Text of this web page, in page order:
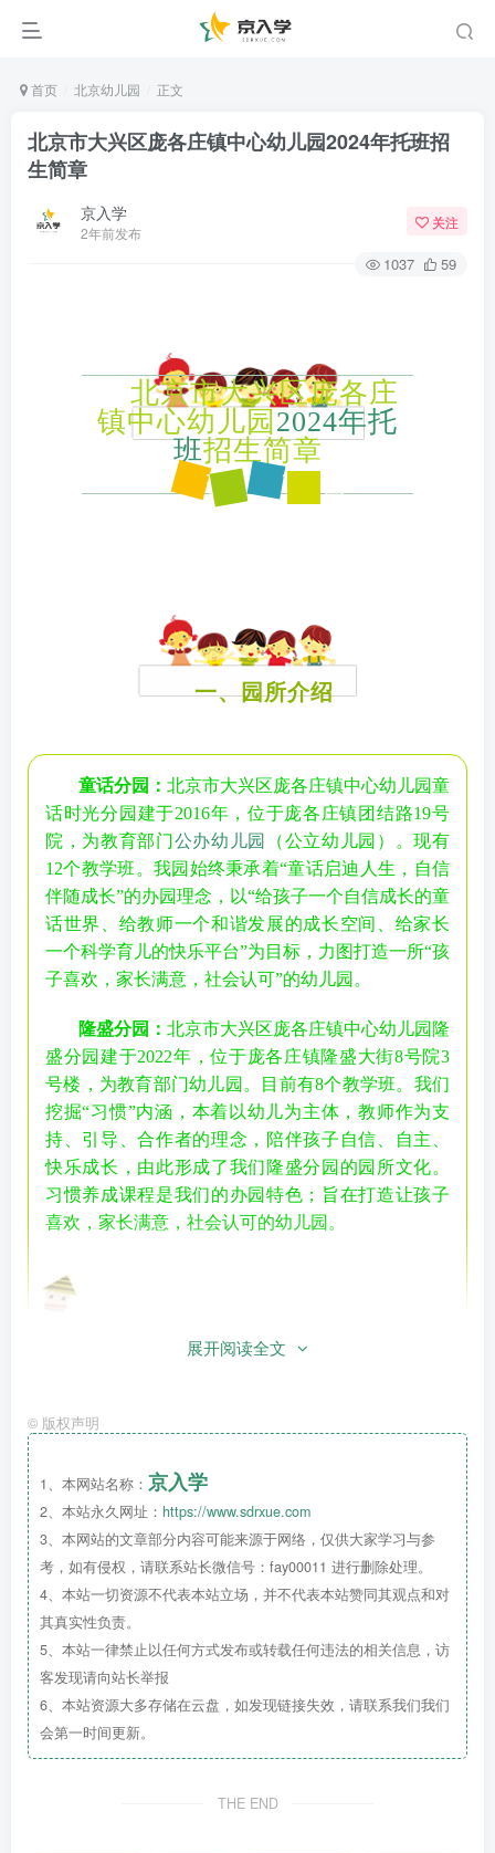
首页 北京幼儿园 正文
北京市大兴区庞各庄镇中心幼儿园2024年托班招
生简章
京入学
2年前发布
关注
1037 59
北京市大兴区庞各庄
镇中心幼儿园 2024年托
班招生简章
招生 简章
一、园所介绍
童话分园： 北京市大兴区庞各庄镇中心幼儿园童
话时光分园建于2016年，位于庞各庄镇团结路19号
院，为教育部门公办幼儿园
（公立幼儿园）。现有
12个教学班。我园始终秉承着“童话启迪人生，自信
伴随成长”的办园理念，以“给孩子一个自信成长的童
话世界、给教师一个和谐发展的成长空间、给家长
一个科学育儿的快乐平台”为目标，力图打造一所“孩
子喜欢，家长满意，社会认可”的幼儿园。
隆盛分园： 北京市大兴区庞各庄镇中心幼儿园隆
盛分园建于2022年，位于庞各庄镇隆盛大街8号院3
号楼，为教育部门幼儿园。目前有8个教学班。我们
挖掘“习惯”内涵，本着以幼儿为主体，教师作为支
持、引导、合作者的理念，陪伴孩子自信、自主、
快乐成长，由此形成了我们隆盛分园的园所文化。
习惯养成课程是我们的办园特色；旨在打造让孩子
喜欢，家长满意，社会认可的幼儿园。
二、招生对象
2021年9月1日（含）-2022年2月28日（含）出生
展开阅读全文
© 版权声明
1、本网站名称： 京入学
2、本站永久网址： https://www.sdrxue.com
3、本网站的文章部分内容可能来源于网络，仅供大家学习与参
考，如有侵权，请联系站长微信号：fay00011 进行删除处理。
4、本站一切资源不代表本站立场，并不代表本站赞同其观点和对
其真实性负责。
5、本站一律禁止以任何方式发布或转载任何违法的相关信息，访
客发现请向站长举报
6、本站资源大多存储在云盘，如发现链接失效，请联系我们我们
会第一时间更新。
THE END